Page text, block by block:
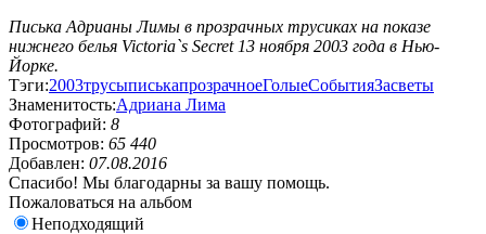
Писька Адрианы Лимы в прозрачных трусиках на показе
нижнего белья Victoria`s Secret 13 ноября 2003 года в Нью-
Йорке.
Тэги:2003трусыписькапрозрачноеГолыеСобытияЗасветы
Знаменитость:Адриана Лима
Фотографий: 8
Просмотров: 65 440
Добавлен: 07.08.2016
Спасибо! Мы благодарны за вашу помощь.
Пожаловаться на альбом
Неподходящий